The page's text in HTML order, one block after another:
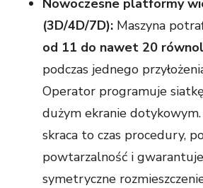
(3D/4D/7D): Maszyna
od 11 do nawet 20
podczas jednego
Operator programuje
dużym ekranie
skraca to czas procedury,
powtarzalność i
symetryczne